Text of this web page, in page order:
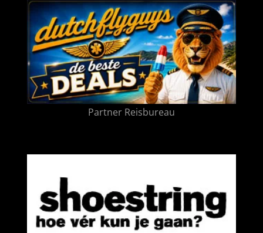
Partner Reisbureau